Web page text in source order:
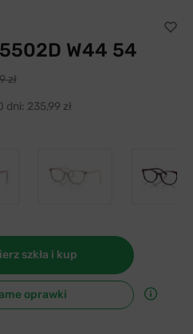
W44 54
zł
dni: 235,99 zł
szkła i kup
oprawki